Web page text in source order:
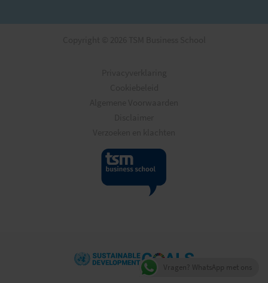
Vragen? WhatsApp met ons